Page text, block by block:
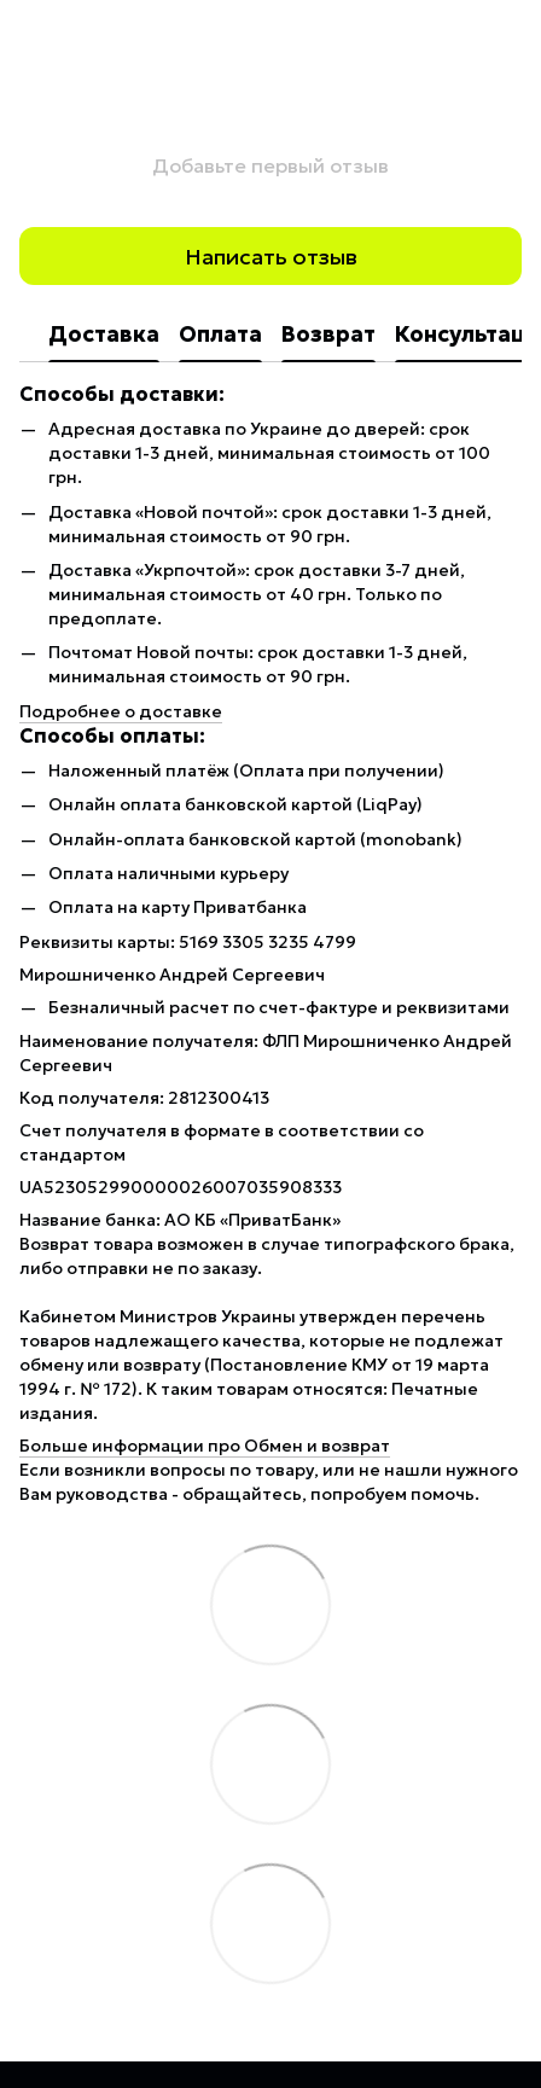
Добавьте первый отзыв
Написать отзыв
Доставка Оплата Возврат
Способы доставки:
Адресная доставка по Украине до дверей: срок
доставки 1-3 дней, минимальная стоимость от 100
грн.
Доставка «Новой почтой»: срок доставки 1-3 дней,
минимальная стоимость от 90 грн.
Доставка «Укрпочтой»: срок доставки 3-7 дней,
минимальная стоимость от 40 грн. Только по
предоплате.
Почтомат Новой почты: срок доставки 1-3 дней,
минимальная стоимость от 90 грн.
Подробнее о доставке
Способы оплаты:
Наложенный платёж (Оплата при получении)
Онлайн оплата банковской картой (LiqPay)
Онлайн-оплата банковской картой (monobank)
Оплата наличными курьеру
Оплата на карту Приватбанка
Реквизиты карты: 5169 3305 3235 4799
Мирошниченко Андрей Сергеевич
Безналичный расчет по счет-фактуре и реквизитами
Наименование получателя: ФЛП Мирошниченко Андрей
Сергеевич
Код получателя: 2812300413
Счет получателя в формате в соответствии со
стандартом
UA523052990000026007035908333
Название банка: АО КБ «ПриватБанк»
Возврат товара возможен в случае типографского брака,
либо отправки не по заказу.
Кабинетом Министров Украины утвержден перечень
товаров надлежащего качества, которые не подлежат
обмену или возврату (Постановление КМУ от 19 марта
1994 г. № 172). К таким товарам относятся: Печатные
издания.
Больше информации про Обмен и возврат
Если возникли вопросы по товару, или не нашли нужного
Вам руководства - обращайтесь, попробуем помочь.